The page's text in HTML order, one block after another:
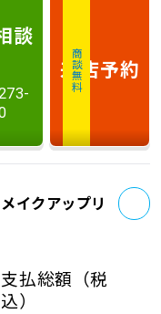
談
商談無料
来店予約
イクアップリ
支払総額 （税
込）